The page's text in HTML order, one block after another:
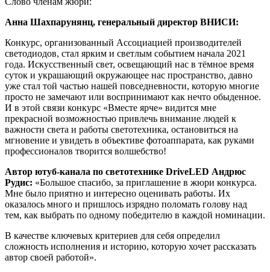
Анна Шахпарунянц, генеральный директор ВНИСИ:
Конкурс, организованный Ассоциацией производителей
светодиодов, стал ярким и светлым событием начала 2021
года. Искусственный свет, освещающий нас в тёмное время
суток и украшающий окружающее нас пространство, давно
уже стал той частью нашей повседневности, которую многие
просто не замечают или воспринимают как нечто обыденное.
И в этой связи конкурс «Вместе ярче» видится мне
прекрасной возможностью привлечь внимание людей к
важности света и работы светотехника, остановиться на
мгновение и увидеть в объективе фотоаппарата, как руками
профессионалов творится волшебство!
Автор ютуб-канала по светотехнике DriveLED Андрюс
Рудис: «Большое спасибо, за приглашение в жюри конкурса.
Мне было приятно и интересно оценивать работы. Их
оказалось много и пришлось изрядно поломать голову над
тем, как выбрать по одному победителю в каждой номинации.
В качестве ключевых критериев для себя определил
сложность исполнения и историю, которую хочет рассказать
автор своей работой».